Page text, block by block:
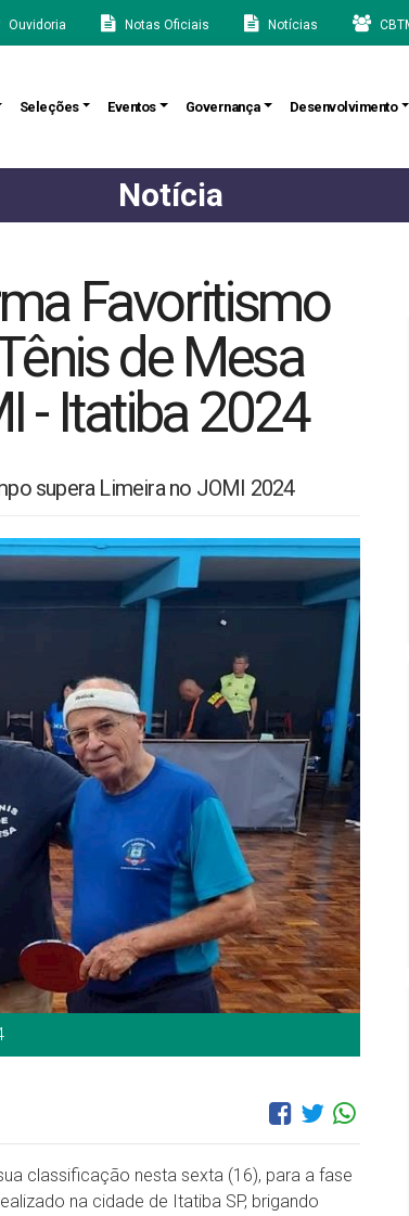
Ouvidoria Notas Oficiais Notícias
Seleções Eventos Governança Desenvolvimento
Notícia
Favoritismo
de Mesa
- Itatiba 2024
supera Limeira no JOMI 2024
classificação nesta sexta (16), para a fase
na cidade de Itatiba SP, brigando